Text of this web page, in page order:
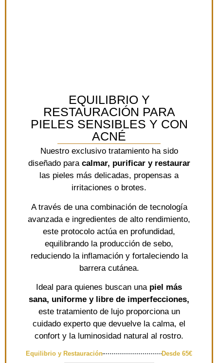
EQUILIBRIO Y
RESTAURACIÓN PARA
PIELES SENSIBLES Y CON
ACNÉ
Nuestro exclusivo tratamiento ha sido
diseñado para calmar, purificar y restaurar
las pieles más delicadas, propensas a
irritaciones o brotes.
A través de una combinación de tecnología
avanzada e ingredientes de alto rendimiento,
este protocolo actúa en profundidad,
equilibrando la producción de sebo,
reduciendo la inflamación y fortaleciendo la
barrera cutánea.
Ideal para quienes buscan una piel más
sana, uniforme y libre de imperfecciones,
este tratamiento de lujo proporciona un
cuidado experto que devuelve la calma, el
confort y la luminosidad natural al rostro.
Equilibrio y Restauración Desde 65€